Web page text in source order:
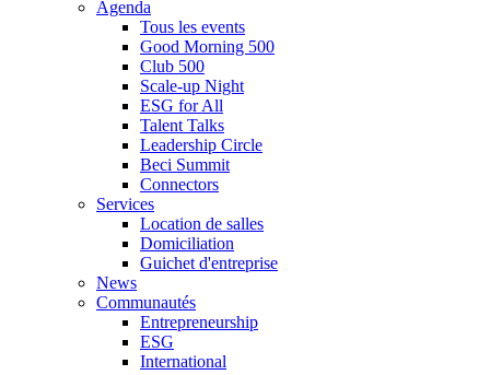
Agenda
Tous les events
Good Morning 500
Club 500
Scale-up Night
ESG for All
Talent Talks
Leadership Circle
Beci Summit
Connectors
Services
Location de salles
Domiciliation
Guichet d'entreprise
News
Communautés
Entrepreneurship
ESG
International